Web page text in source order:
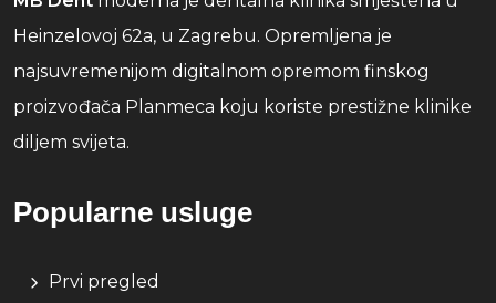
Heinzelovoj 62a, u Zagrebu. Opremljena je
najsuvremenijom digitalnom opremom finskog
proizvođača Planmeca koju koriste prestižne klinike
diljem svijeta.
Popularne usluge
Prvi pregled